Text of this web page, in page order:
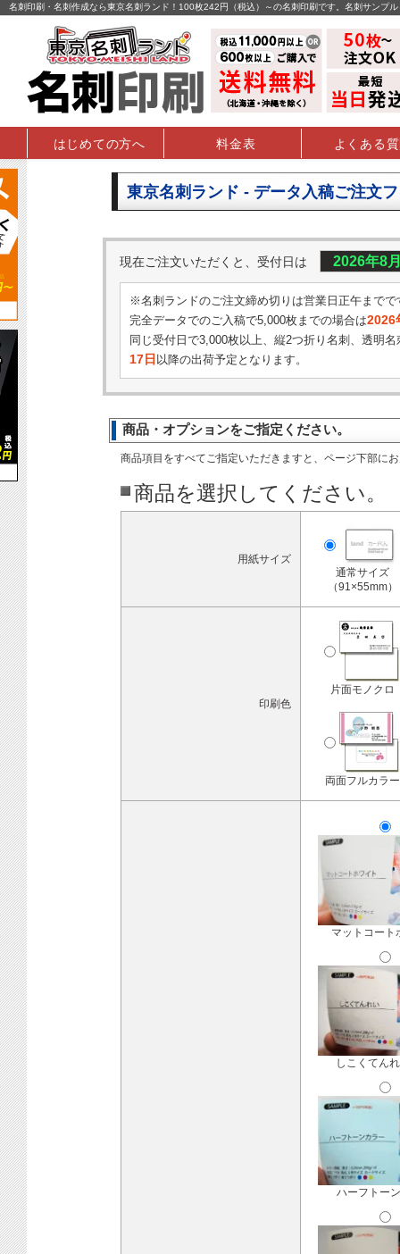
名刺印刷・名刺作成なら東京名刺ランド！100枚242円（税込）～の名刺印刷です。名刺サンプ
はじめての方へ 料金表 よくある
東京名刺ランド - データ入稿ご注文
現在ご注文いただくと、受付日は 2026年8
※名刺ランドのご注文締め切りは営業日正午までで
完全データでのご入稿で5,000枚までの場合は2026
同じ受付日で3,000枚以上、縦2つ折り名刺、透明名
17日 以降の出荷予定となります。
商品・オプションをご指定ください。
商品項目をすべてご指定いただきますと、ページ下部に
商品を選択してください。
用紙サイズ
通常サイズ
（91×55mm）
印刷色
片面モノクロ
両面フルカラー
マットコート
しこくてん
ハーフトー